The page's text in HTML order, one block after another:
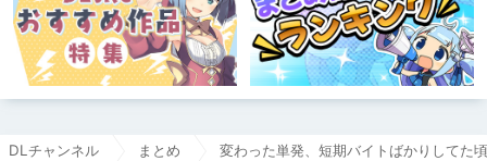
DLチャンネル まとめ 変わった単発、短期バイトばかりしてた